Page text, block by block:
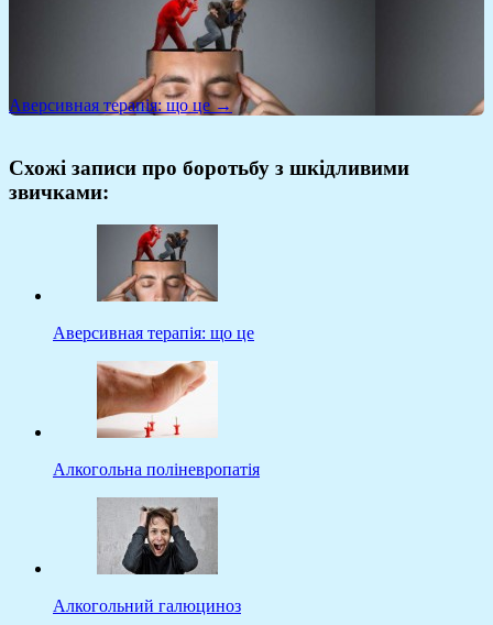
Аверсивная терапія: що це →
Схожі записи про боротьбу з шкідливими
звичками:
Аверсивная терапія: що це
Алкогольна поліневропатія
Алкогольний галюциноз